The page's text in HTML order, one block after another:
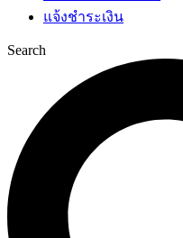
แจ้งชำระเงิน
Search